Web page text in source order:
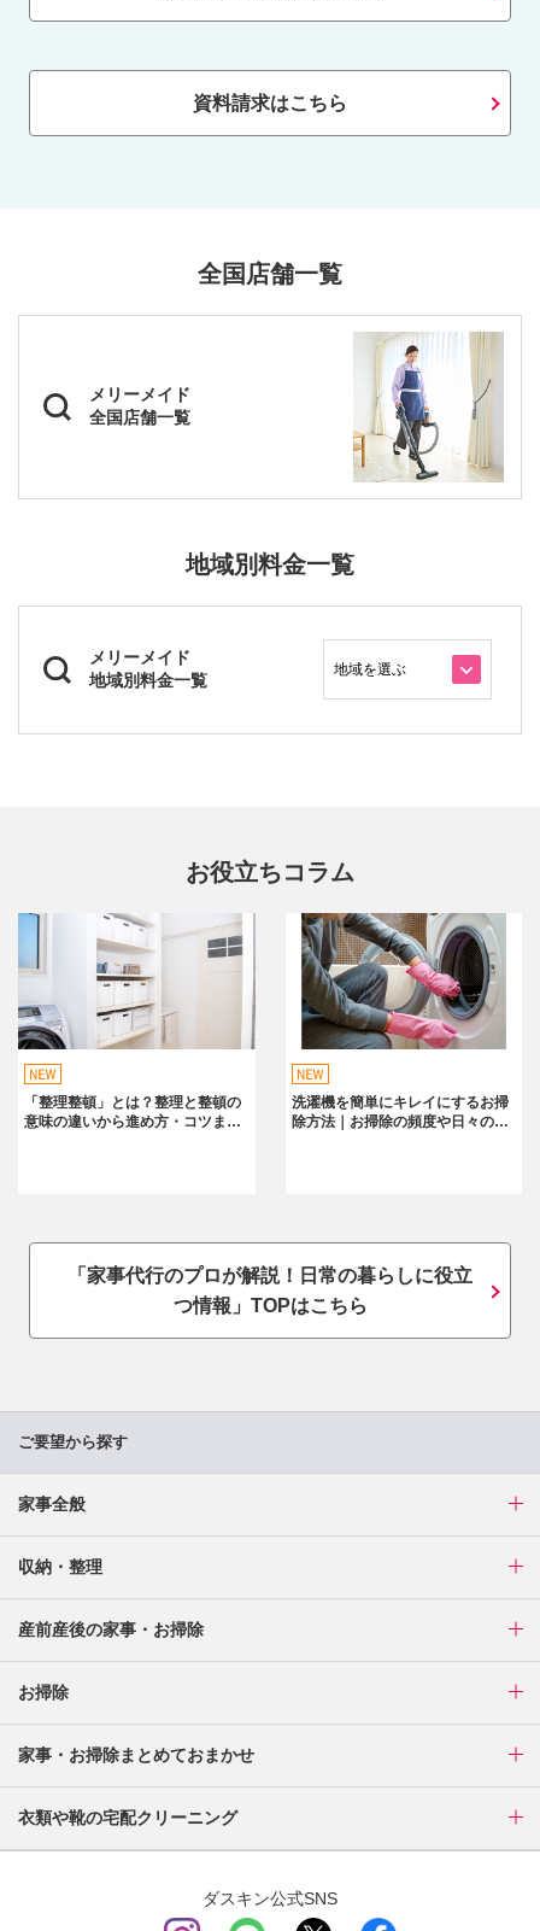
消費者の「他人に家の中に入られることに抵抗がある」
安がある」「どこの会社が良いサービスを提供しているの
かわからない」「どのような会社がサービスを提供してい
るのか分かりにくい」などの不安を家事代行サービスの品
(1) 家事代行サービスに必要とされる三つの品質が備わっ
(2) 質の高い家事代行サービスを提供する仕組みが備わっ
となっております。
お客様から選ばれる安心の目印「家事代行サービス認証」
仕組みが備わっている証明として認証されました。
査」「サービス提供体制」などについて審査されます。
例えば、
●サービス料金・内容・利用規定などが記載された契約書
●採用時にスタッフの身元保証をとっているか。
●お客様訪問・アンケート調査などでお客様の声を拾って
いるか。
●スタッフの教育・研修を行っているか。
●鍵の管理はどのように行っているか。 などです。
認証された事業所には「家事代行サービス認証マーク」の
おまかせサービス”“家事おてつだいサービス”“おかたづけ
サービス”に対する認証を受けました。
なお、ダスキンメリーメイドは47都道府県全てに店舗があ
り、ご依頼の際は、お客様宅の近隣のお店がお伺いしま
資料請求はこちら
全国店舗一覧
メリーメイド
全国店舗一覧
地域別料金一覧
メリーメイド
地域別料金一覧
お役立ちコラム
「整理整頓」とは？整理と整頓の
意味の違いから進め方・コツまで
洗濯機を簡単にキレイにするお掃
除方法｜お掃除の頻度や日々の使
「家事代行のプロが解説！日常の暮らしに役立
つ情報」TOPはこちら
ご要望から探す
家事全般
収納・整理
産前産後の家事・お掃除
お掃除
家事・お掃除まとめておまかせ
衣類や靴の宅配クリーニング
ダスキン公式SNS